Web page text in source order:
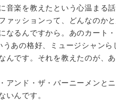
音楽を教えたという心温まる話
ッションって、どんなのか
なるんですから。あのカート
あの格好、ミュージシャン
です。それを教えたのが、
ンド・ザ・バーニーメンと
いんです。